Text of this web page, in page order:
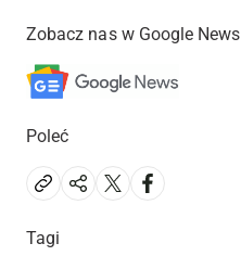
Zobacz nas w Google News
Poleć
Tagi